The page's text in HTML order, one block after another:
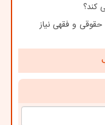
کند؟
و فقهی نیاز